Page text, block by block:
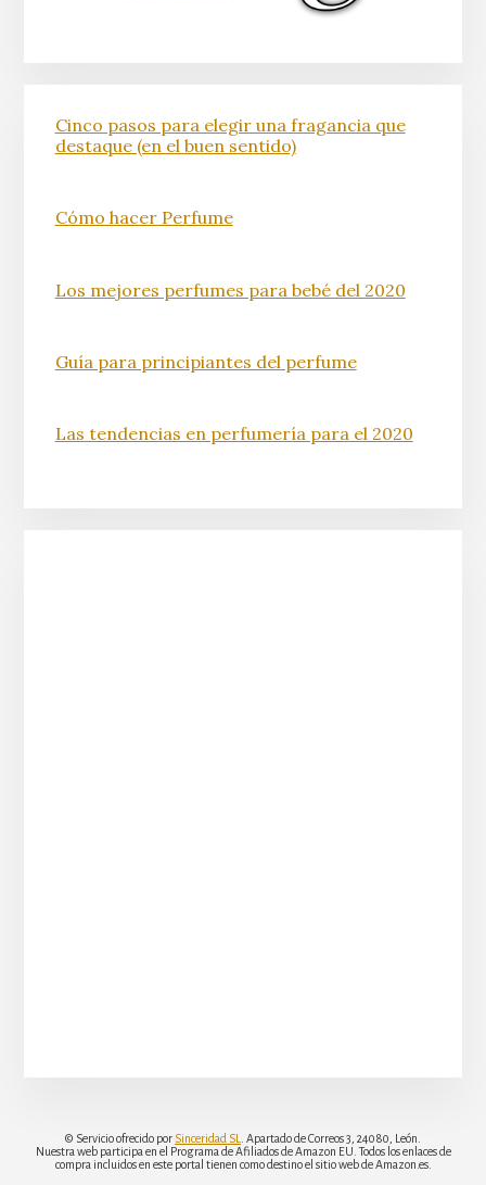
Cinco pasos para elegir una fragancia que
destaque (en el buen sentido)
Cómo hacer Perfume
Los mejores perfumes para bebé del 2020
Guía para principiantes del perfume
Las tendencias en perfumería para el 2020
© Servicio ofrecido por Sinceridad SL
. Apartado de Correos 3, 24080, León.
Nuestra web participa en el Programa de Afiliados de Amazon EU. Todos los enlaces de
compra incluidos en este portal tienen como destino el sitio web de Amazon.es.